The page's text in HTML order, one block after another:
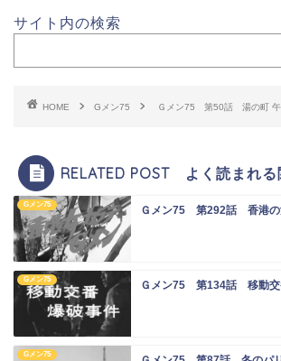
サイト内の検索
HOME Gメン75 Ｇメン75 第50話 湯の町 午
RELATED POST よく読まれる
Gメン75 Ｇメン75 第292話 香港の
Gメン75 Ｇメン75 第134話 移動交
Gメン75